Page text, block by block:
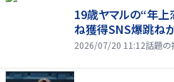
19歳ヤマルの“年
ね獲得SNS爆跳ね
2026/07/20 11:12話題の